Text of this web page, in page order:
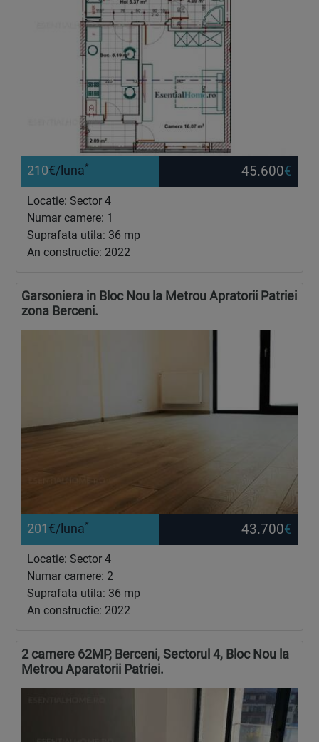
210€/luna* 45.600€
Locatie: Sector 4
Numar camere: 1
Suprafata utila: 36 mp
An constructie: 2022
Garsoniera in Bloc Nou la Metrou Apratorii Patriei
zona Berceni.
201 €/luna* 43.700€
Locatie: Sector 4
Numar camere: 2
Suprafata utila: 36 mp
An constructie: 2022
2 camere 62MP, Berceni, Sectorul 4, Bloc Nou la
Metrou Aparatorii Patriei.